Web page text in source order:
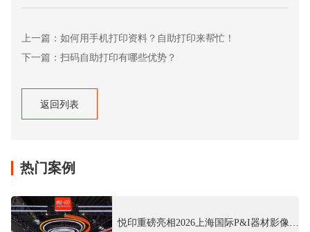
上一篇：如何用手机打印资料？自助打印来帮忙！
下一篇：扫码自助打印有哪些优势？
返回列表
热门案例
悦印重磅亮相2026上海国际P&I器材影像